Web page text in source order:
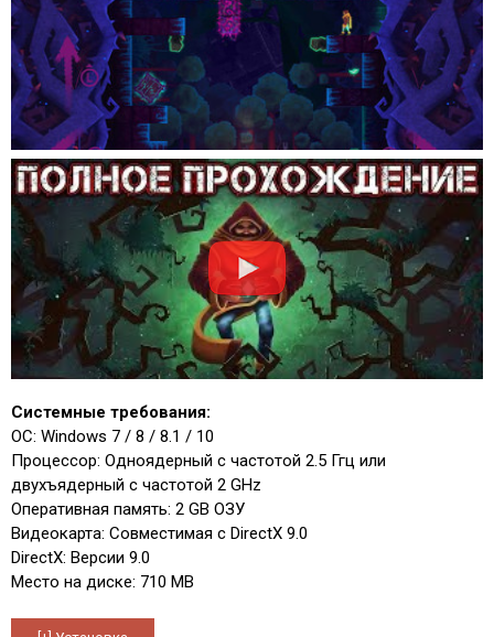
Системные требования:
ОС: Windows 7 / 8 / 8.1 / 10
Процессор: Одноядерный с частотой 2.5 Ггц или
двухъядерный с частотой 2 GHz
Оперативная память: 2 GB ОЗУ
Видеокарта: Совместимая с DirectX 9.0
DirectX: Версии 9.0
Место на диске: 710 MB